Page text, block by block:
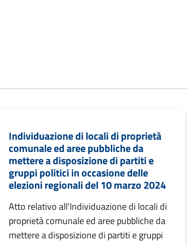
Individuazione di locali di proprietà
comunale ed aree pubbliche da
mettere a disposizione di partiti e
gruppi politici in occasione delle
elezioni regionali del 10 marzo 2024
Atto relativo all'Individuazione di locali di
proprietà comunale ed aree pubbliche da
mettere a disposizione di partiti e gruppi